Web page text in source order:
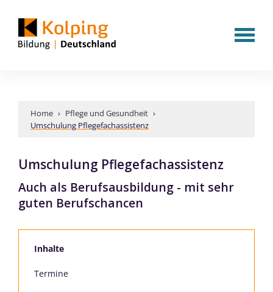
Home › Pflege und Gesundheit ›
Umschulung Pflegefachassistenz
Umschulung Pflegefachassistenz
Auch als Berufsausbildung - mit sehr
guten Berufschancen
Inhalte
Termine